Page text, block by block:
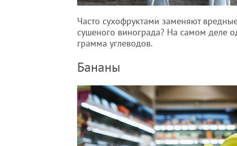
Часто сухофруктами заменяют
сушеного винограда? На самом деле
грамма углеводов.
Бананы